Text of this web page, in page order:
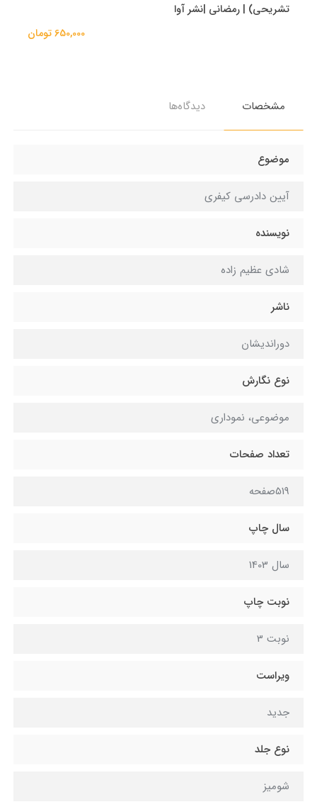
تشریحی) | رمضانی |نشر آوا
650,000 تومان
مشخصات دیدگاه‌ها
موضوع
آیین دادرسی کیفری
نویسنده
شادی عظیم زاده
ناشر
دوراندیشان
نوع نگارش
موضوعی، نموداری
تعداد صفحات
519صفحه
سال چاپ
سال 1403
نوبت چاپ
نوبت 3
ویراست
جدید
نوع جلد
شومیز